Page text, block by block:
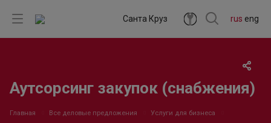
rus eng
Санта Круз
Аутсорсинг закупок (снабжения)
Главная Все деловые предложения
Услуги для бизнеса